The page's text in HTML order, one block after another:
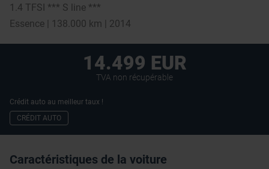
1.4 TFSI *** S line ***
Essence | 138.000 km | 2014
14.499 EUR
TVA non récupérable
Crédit auto au meilleur taux !
CRÉDIT AUTO
Caractéristiques de la voiture